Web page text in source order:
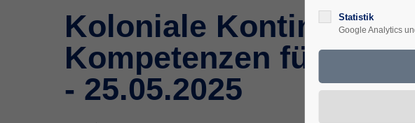
Koloniale
Kompetenzen für eine
- 25.05.2025
Statistik
Google Analytics